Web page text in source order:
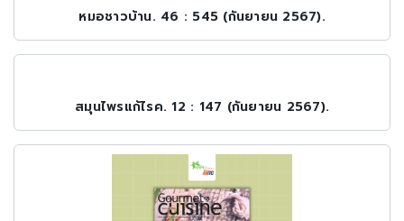
หมอชาวบ้าน. 46 : 545 (กันยายน 2567).
สมุนไพรแก้ไรค. 12 : 147 (กันยายน 2567).